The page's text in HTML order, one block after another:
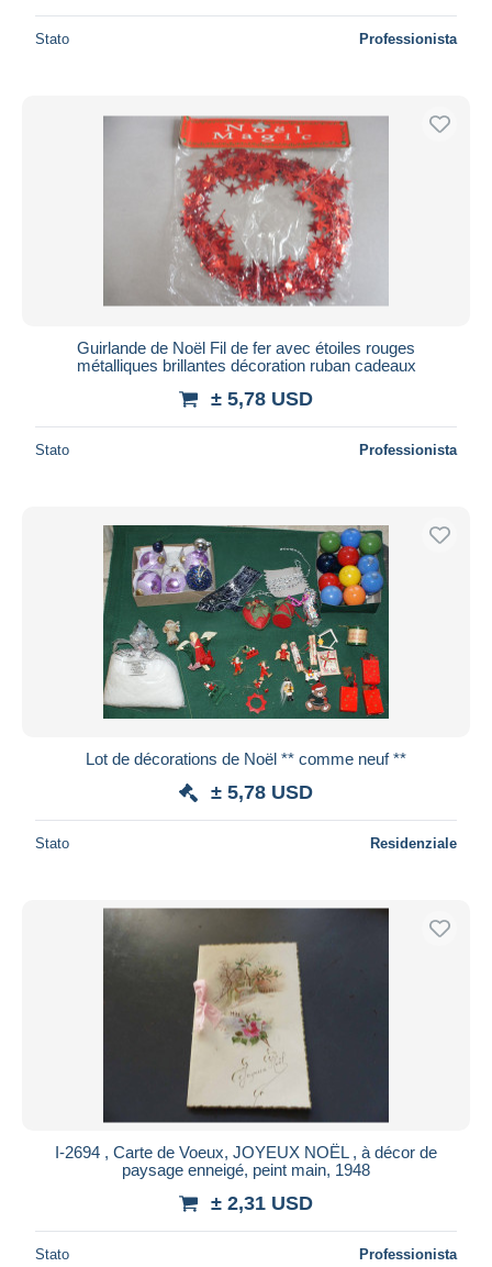
Stato Professionista
Guirlande de Noël Fil de fer avec étoiles rouges
métalliques brillantes décoration ruban cadeaux
± 5,78 USD
Stato Professionista
Lot de décorations de Noël ** comme neuf **
± 5,78 USD
Stato Residenziale
I-2694 , Carte de Voeux, JOYEUX NOËL , à décor de
paysage enneigé, peint main, 1948
± 2,31 USD
Stato Professionista